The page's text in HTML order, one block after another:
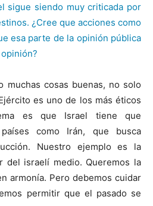
sigue siendo muy criticada por
¿Cree que acciones como
esa parte de la opinión pública
muchas cosas buenas, no solo
es uno de los más éticos
es que Israel tiene que
como Irán, que busca
Nuestro ejemplo es la
del israelí medio. Queremos la
armonía. Pero debemos cuidar
permitir que el pasado se